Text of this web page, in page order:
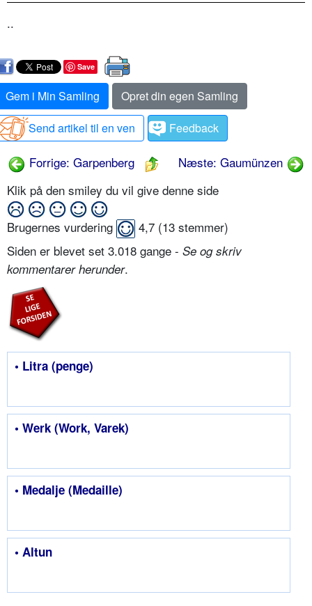
..
Save
Gem i Min Samling
Opret din egen Samling
Send artikel til en ven
Feedback
Forrige: Garpenberg
Næste: Gaumünzen
Klik på den smiley du vil give denne side
Brugernes vurdering 4,7 (13 stemmer)
Siden er blevet set 3.018 gange - Se og skriv
kommentarer herunder.
• Litra (penge)
• Werk (Work, Varek)
• Medalje (Medaille)
• Altun